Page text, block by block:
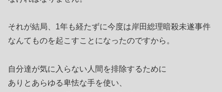
それが結局、1年も経たずに今度は岸田総理暗殺未遂事件
なんてものを起こすことになったのですから。
自分達が気に入らない人間を排除するために
ありとあらゆる卑怯な手を使い、